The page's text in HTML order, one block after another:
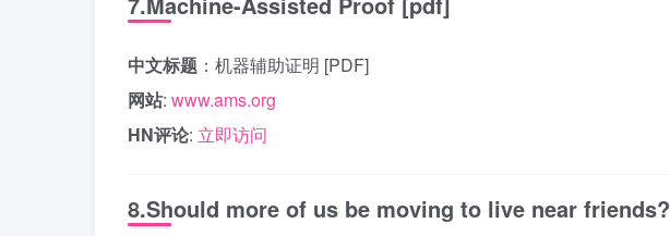
中文标题 ：机器辅助证明 [PDF]
网站: www.ams.org
HN评论: 立即访问
8.Should more of us be moving to live near friends?